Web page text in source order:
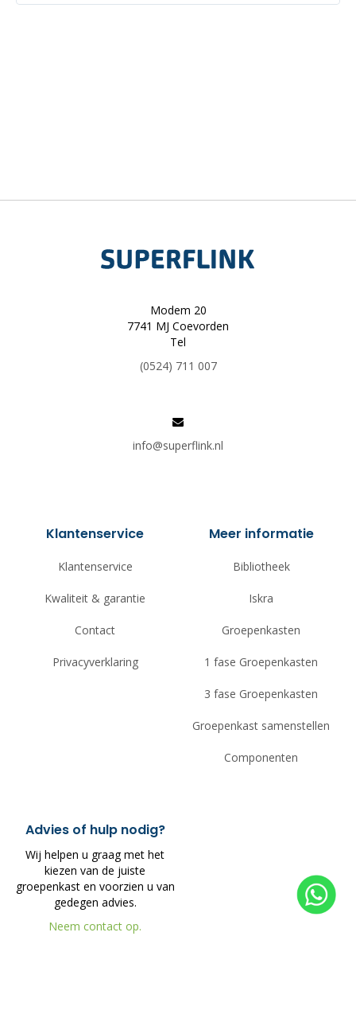
Modem 20
7741 MJ Coevorden
Tel
(0524) 711 007
info@superflink.nl
Klantenservice
Klantenservice
Kwaliteit & garantie
Contact
Privacyverklaring
Meer informatie
Bibliotheek
Iskra
Groepenkasten
1 fase Groepenkasten
3 fase Groepenkasten
Groepenkast samenstellen
Componenten
Advies of hulp nodig?
Wij helpen u graag met het
kiezen van de juiste
groepenkast en voorzien u van
gedegen advies.
Neem contact op.